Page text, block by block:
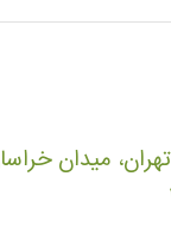
میدان